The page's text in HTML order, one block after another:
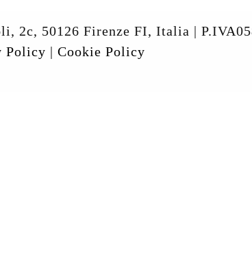
2c, 50126 Firenze FI, Italia |
Policy | Cookie Policy